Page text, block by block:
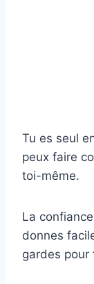
Tu es seul
peux faire
toi-même.
La
donnes
gardes pour